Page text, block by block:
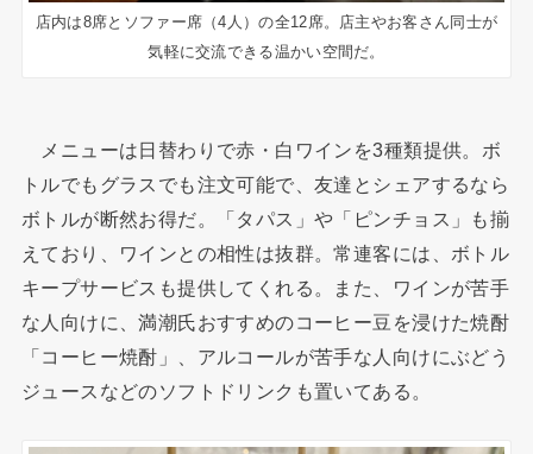
店内は8席とソファー席（4人）の全12席。店主やお客さん同士が
気軽に交流できる温かい空間だ。
メニューは日替わりで赤・白ワインを3種類提供。ボ
トルでもグラスでも注文可能で、友達とシェアするなら
ボトルが断然お得だ。「タパス」や「ピンチョス」も揃
えており、ワインとの相性は抜群。常連客には、ボトル
キープサービスも提供してくれる。また、ワインが苦手
な人向けに、満潮氏おすすめのコーヒー豆を浸けた焼酎
「コーヒー焼酎」、アルコールが苦手な人向けにぶどう
ジュースなどのソフトドリンクも置いてある。